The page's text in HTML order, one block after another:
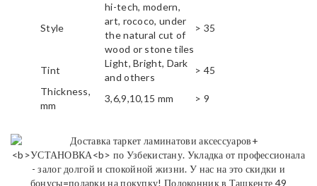
Style
hi-tech, modern,
art, rococo, under
the natural cut of
wood or stone tiles
> 35
Tint
Light, Bright, Dark
and others
> 45
Thickness,
mm
3,6,9,10,15 mm > 9